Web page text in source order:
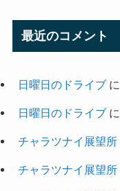
最近のコメント
日曜日のドライブに
日曜日のドライブに
チャラツナイ展望所
チャラツナイ展望所